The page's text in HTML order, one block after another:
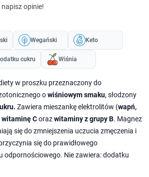
opinie!
Wegański Keto
cukru Wiśnia
w proszku przeznaczony do
owiśniowym smaku, słodzony
Zawiera mieszankę elektrolitów (wapń,
witaminę Corazwitaminy z grupy B. Magnez
się do zmniejszenia uczucia zmęczenia i
się do prawidłowego
odpornościowego. Nie zawiera: dodatku